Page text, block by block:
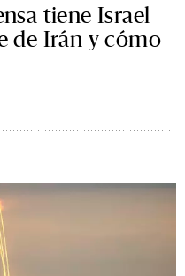
tiene Israel
de Irán y cómo